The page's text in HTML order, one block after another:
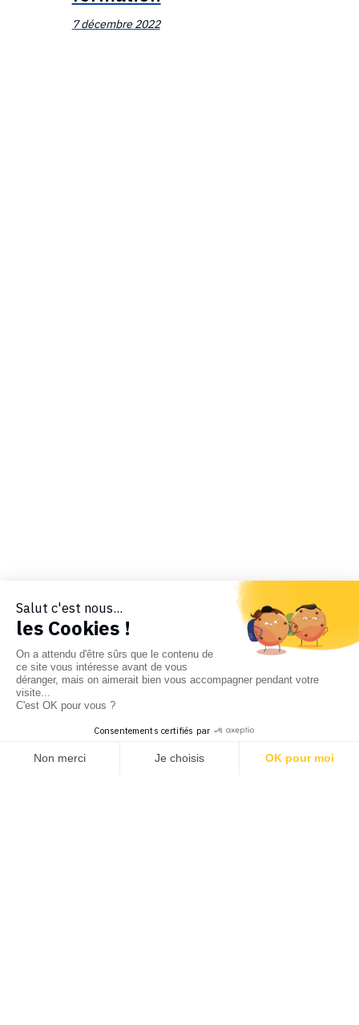
7 décembre 2022
Salut c'est nous...
les Cookies !
On a attendu d'être sûrs que le contenu de
ce site vous intéresse avant de vous
déranger, mais on aimerait bien vous accompagner pendant votre
visite...
C'est OK pour vous ?
Consentements certifiés par
Non merci Je choisis OK pour moi